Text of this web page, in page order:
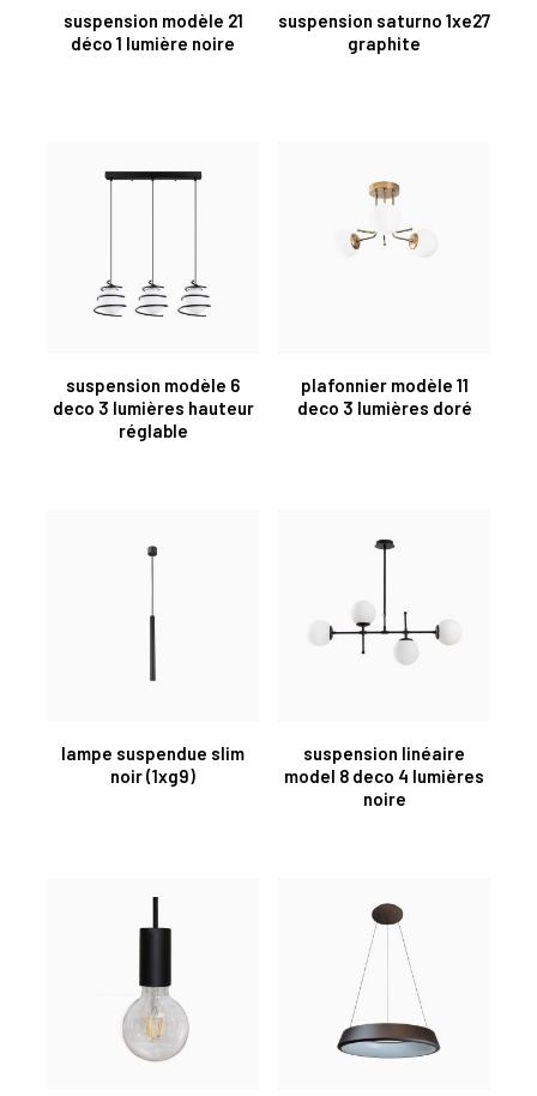
suspension modèle 21
déco 1 lumière noire
suspension saturno 1xe27
graphite
suspension modèle 6
deco 3 lumières hauteur
réglable
plafonnier modèle 11
deco 3 lumières doré
lampe suspendue slim
noir (1xg9)
suspension linéaire
model 8 deco 4 lumières
noire